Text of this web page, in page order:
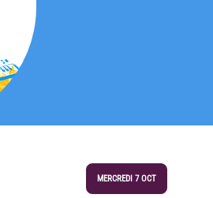
MERCREDI 7 OCT